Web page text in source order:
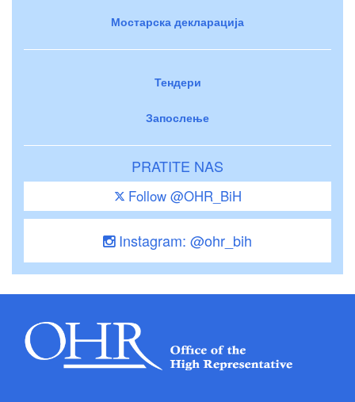
Мостарска декларација
Тендери
Запослење
PRATITE NAS
Follow @OHR_BiH
Instagram: @ohr_bih